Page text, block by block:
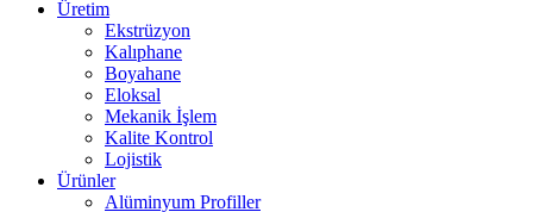
Üretim
Ekstrüzyon
Kalıphane
Boyahane
Eloksal
Mekanik İşlem
Kalite Kontrol
Lojistik
Ürünler
Alüminyum Profiller